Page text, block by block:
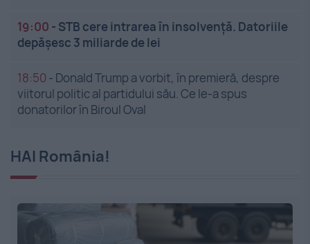
19:00 - STB cere intrarea în insolvență. Datoriile
depășesc 3 miliarde de lei
18:50 - Donald Trump a vorbit, în premieră, despre
viitorul politic al partidului său. Ce le-a spus
donatorilor în Biroul Oval
HAI România!